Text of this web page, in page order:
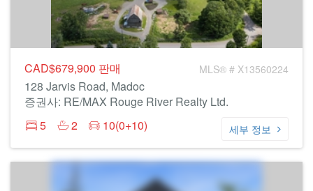
CAD$679,900 판매 MLS® # X13560224
128 Jarvis Road, Madoc
증권사: RE/MAX Rouge River Realty Ltd.
5
2 10(0+10) 세부 정보